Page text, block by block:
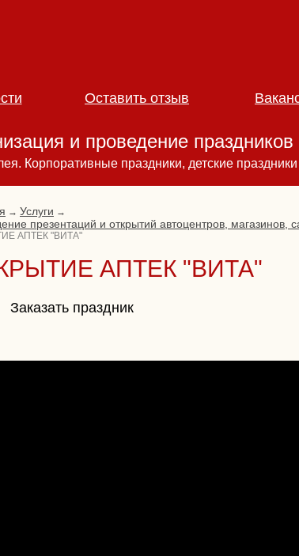
→ Услуги →
презентаций и открытий автоцентров, магазинов,
АПТЕК "ВИТА"
АПТЕК "ВИТА"
Заказать праздник
и проведение праздников
Корпоративные праздники, детские праздники
Оставить отзыв